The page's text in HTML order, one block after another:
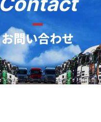
お問い合わせ